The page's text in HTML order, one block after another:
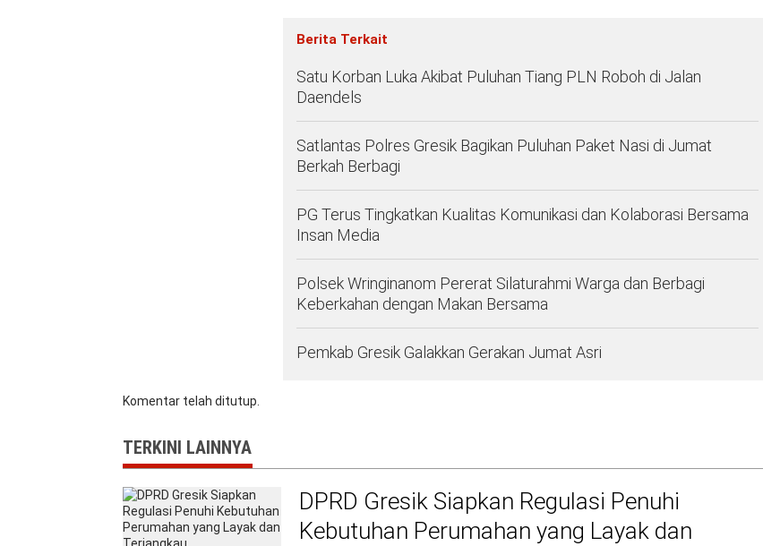
Berita Terkait
Satu Korban Luka Akibat Puluhan Tiang PLN Roboh di Jalan
Daendels
Satlantas Polres Gresik Bagikan Puluhan Paket Nasi di Jumat
Berkah Berbagi
PG Terus Tingkatkan Kualitas Komunikasi dan Kolaborasi Bersama
Insan Media
Polsek Wringinanom Pererat Silaturahmi Warga dan Berbagi
Keberkahan dengan Makan Bersama
Pemkab Gresik Galakkan Gerakan Jumat Asri
Komentar telah ditutup.
TERKINI LAINNYA
DPRD Gresik Siapkan Regulasi Penuhi
Kebutuhan Perumahan yang Layak dan